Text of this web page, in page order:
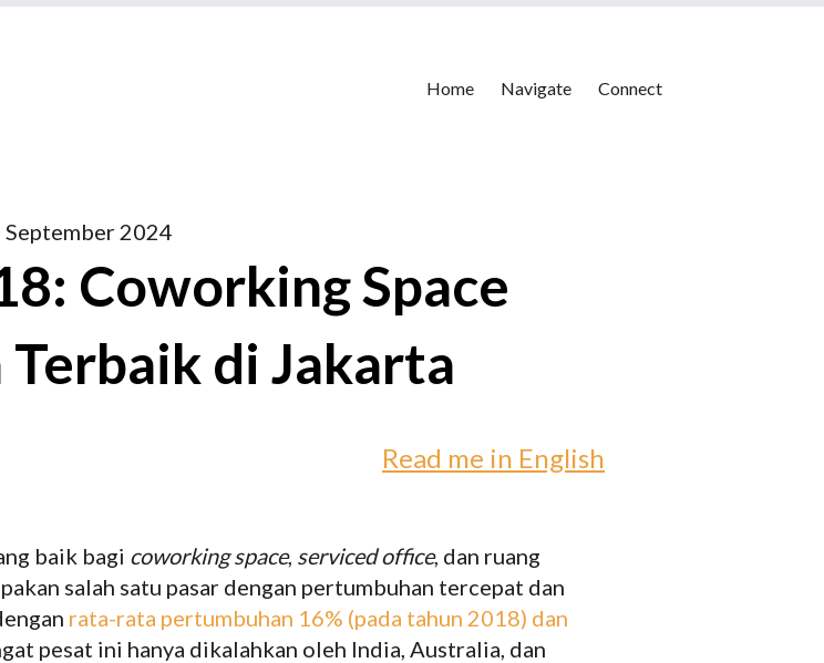
Home Navigate Connect
September 2024
Coworking Space
di Jakarta
Read me in English
baik bagi coworking space, serviced office, dan ruang
salah satu pasar dengan pertumbuhan tercepat dan
rata-rata pertumbuhan 16% (pada tahun 2018) dan
pesat ini hanya dikalahkan oleh India, Australia, dan